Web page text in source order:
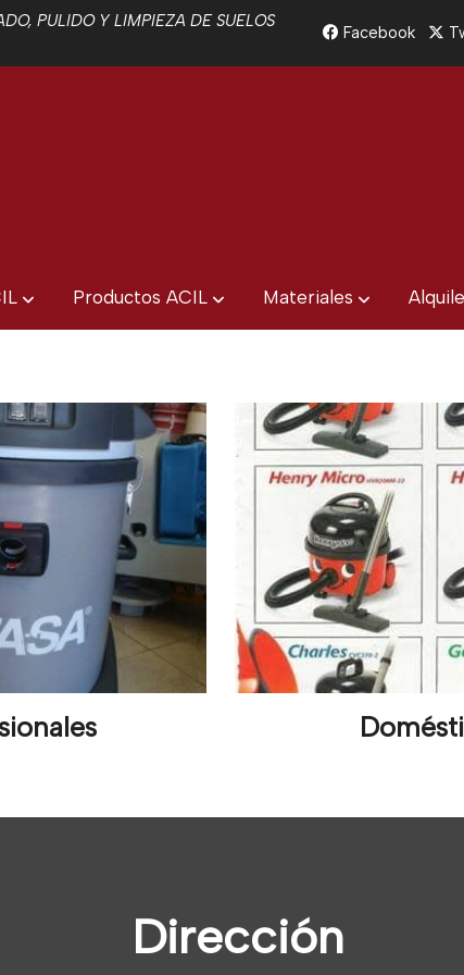
PULIDO Y LIMPIEZA DE SUELOS
Facebook
Productos ACIL Materiales
Dirección